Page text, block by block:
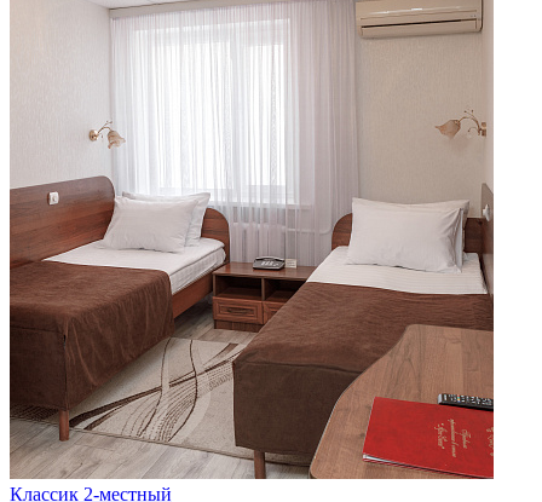
Классик 2-местный